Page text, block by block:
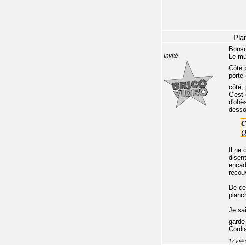
Invité
Le
Côté
porte
côté,
C'est
ne
De
Je
17